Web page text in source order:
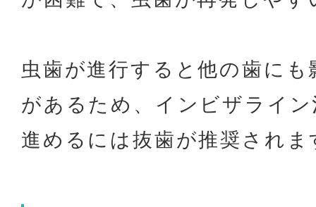
虫歯が進行すると他の歯に
があるため、インビザライ
進めるには抜歯が推奨されま